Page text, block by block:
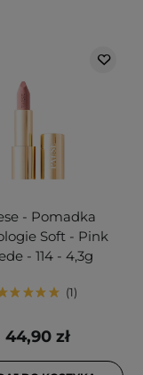
- Pomadka
Soft - Pink
- 114 - 4,3g
1
44,90 zł